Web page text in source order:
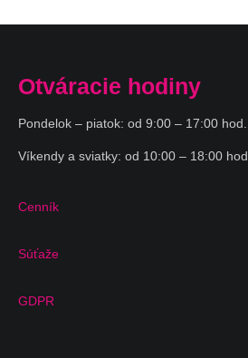
Otváracie hodiny
Pondelok – piatok: od 9:00 – 17:00 hod.
Víkendy a sviatky: od 10:00 – 18:00 hod.
Cenník
Súťaže
GDPR